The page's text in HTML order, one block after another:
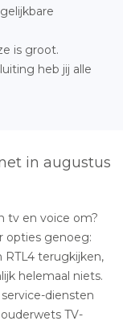
is groot.
heb jij alle
in augustus
tv en voice om?
opties genoeg:
RTL4 terugkijken,
helemaal niets.
diensten
TV-